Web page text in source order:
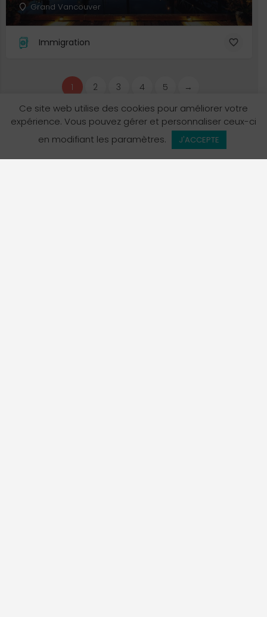
Grand Vancouver
Immigration
1 2 3 4 5 →
Vue de la carte
Ce site web utilise des cookies pour améliorer votre
expérience. Vous pouvez gérer et personnaliser ceux-ci
en modifiant les paramètres.
J'ACCEPTE